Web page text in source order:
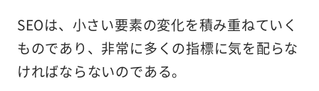
SEOは、小さい要素の変化を積み重ねていく
ものであり、非常に多くの指標に気を配らな
ければならないのである。